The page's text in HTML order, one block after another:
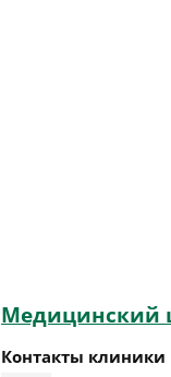
Медицинский
Контакты клиники